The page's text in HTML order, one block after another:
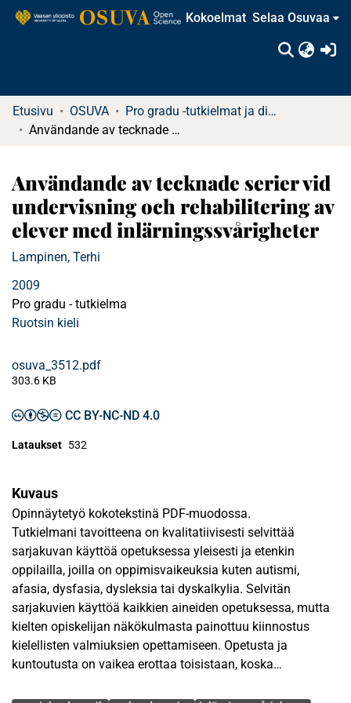
Kokoelmat Selaa Osuvaa
Etusivu OSUVA
Pro gradu -tutkielmat ja diplomityöt
Användande av tecknade serier vid undervisning och rehabilitering av elever med inlärningssvårigheter
Användande av tecknade serier vid
undervisning och rehabilitering av
elever med inlärningssvårigheter
Lampinen, Terhi
2009
Pro gradu - tutkielma
Ruotsin kieli
osuva_3512.pdf
303.6 KB
CC BY-NC-ND 4.0
Lataukset 532
Kuvaus
Opinnäytetyö kokotekstinä PDF-muodossa.
Tutkielmani tavoitteena on kvalitatiivisesti selvittää
sarjakuvan käyttöä opetuksessa yleisesti ja etenkin
oppilailla, joilla on oppimisvaikeuksia kuten autismi,
afasia, dysfasia, dysleksia tai dyskalkylia. Selvitän
sarjakuvien käyttöä kaikkien aineiden opetuksessa, mutta
kielten opiskelijan näkökulmasta painottuu kiinnostus
kielellisten valmiuksien opettamiseen. Opetusta ja
kuntoutusta on vaikea erottaa toisistaan, koska